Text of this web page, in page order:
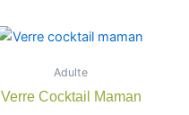
Adulte
Verre Cocktail Maman